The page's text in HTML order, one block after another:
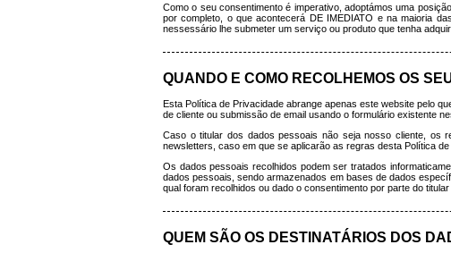
Como o seu consentimento é imperativo, adoptámos uma
por completo, o que acontecerá DE IMEDIATO e na maioria
nessessário lhe submeter um serviço ou produto que tenha
QUANDO E COMO RECOLHEMOS OS
Esta Política de Privacidade abrange apenas este website pelo
de cliente ou submissão de email usando o formulário existente
Caso o titular dos dados pessoais não seja nosso cliente, os
newsletters, caso em que se aplicarão as regras desta Política de
Os dados pessoais recolhidos podem ser tratados
dados pessoais, sendo armazenados em bases de dados
qual foram recolhidos ou dado o consentimento por parte do titular
QUEM SÃO OS DESTINATÁRIOS DOS